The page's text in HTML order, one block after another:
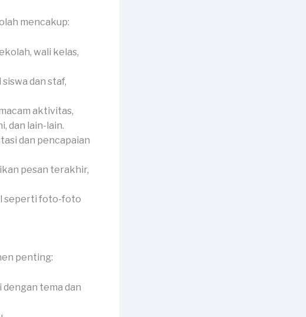
mencakup:
wali kelas,
dan staf,
aktivitas,
dan lain-lain.
dan pencapaian
pesan terakhir,
seperti foto-foto
penting:
dengan tema dan